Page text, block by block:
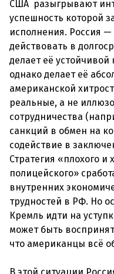
США разыгрывают
успешность которой
исполнения. Россия
действовать в
делает её
однако делает её
американской
реальные, а не
сотрудничества
санкций в обмен на
содействие в
Стратегия «плохого и
полицейского»
внутренних
трудностей в РФ. Но
Кремль идти на
может быть
что американцы всё